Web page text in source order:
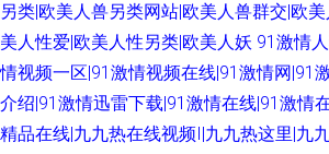
另类|欧美人兽另类网站|欧美人兽群交|欧
美人性爱|欧美人性另类|欧美人妖 91激情
情视频一区|91激情视频在线|91激情网|91
介绍|91激情迅雷下载|91激情在线|91激情
精品在线|九九热在线视频I|九九热这里|九